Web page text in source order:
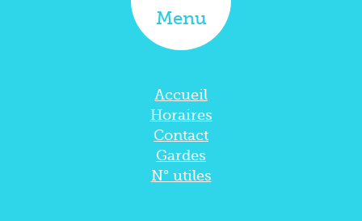
Menu
Accueil
Horaires
Contact
Gardes
N° utiles